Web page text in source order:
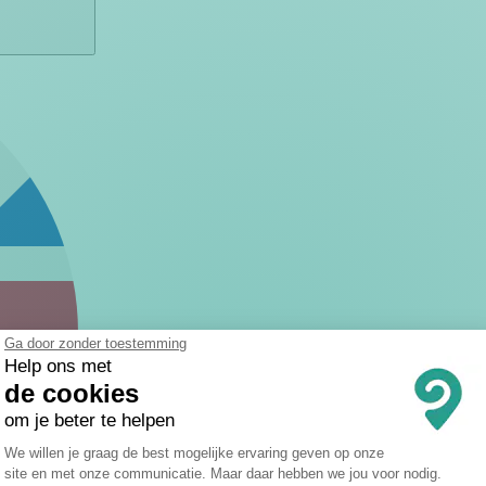
Ga door zonder toestemming
Help ons met
de cookies
om je beter te helpen
Toestemmingsbeheerplatform:
We willen je graag de best mogelijke ervaring geven op onze
site en met onze communicatie. Maar daar hebben we jou voor nodig.